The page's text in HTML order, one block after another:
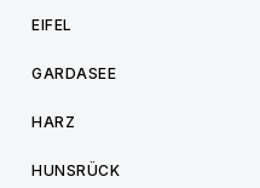
EIFEL
GARDASEE
HARZ
HUNSRÜCK